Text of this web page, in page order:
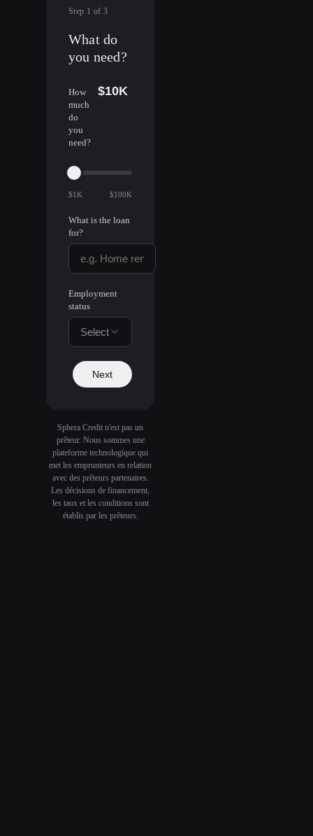
Step 1 of 3
What do
you need?
How
much
do
you
need?
$10K
$1K $100K
What is the loan
for?
Employment
status
Select
Next
Sphera Credit n'est pas un
prêteur. Nous sommes une
plateforme technologique qui
met les emprunteurs en relation
avec des prêteurs partenaires.
Les décisions de financement,
les taux et les conditions sont
établis par les prêteurs.